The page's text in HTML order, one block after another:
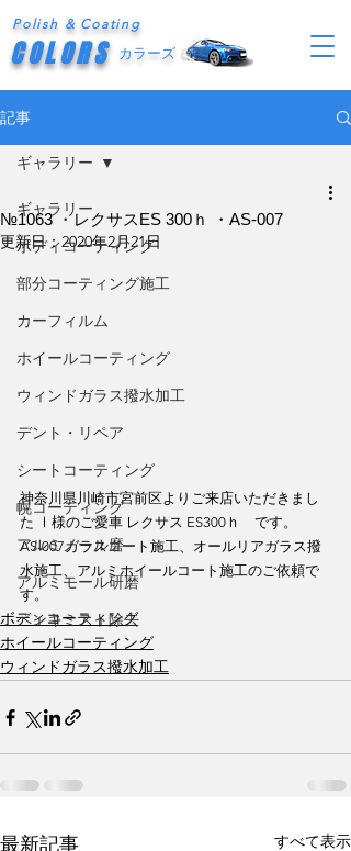
Polish & Coating
COLORS カラーズ
記事
ギャラリー
ボディコーティング
部分コーティング施工
カーフィルム
ホイールコーティング
ウィンドガラス撥水加工
デント・リペア
シートコーティング
幌コーティング
アルミノール磨
アルミモール研磨
ペンキミスト除去
ギャラリー
№1063 ・レクサスES 300ｈ ・AS-007
更新日：2020年2月21日
神奈川県川崎市宮前区よりご来店いただきまし
た Ⅰ様のご愛車 レクサス ES300ｈ　です。
AS-007ガラスコート施工、オールリアガラス撥
水施工、アルミホイールコート施工のご依頼で
す。
ボディコーティング
ホイールコーティング
ウィンドガラス撥水加工
最新記事 すべて表示